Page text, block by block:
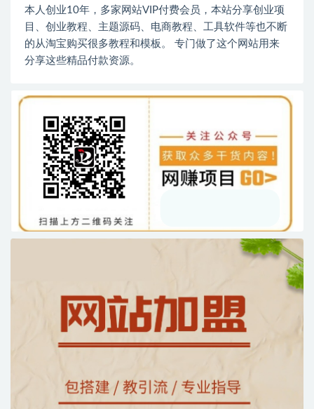
本人创业10年，多家网站VIP付费会员，本站分享创业项
目、创业教程、主题源码、电商教程、工具软件等也不断
的从淘宝购买很多教程和模板。 专门做了这个网站用来
分享这些精品付款资源。